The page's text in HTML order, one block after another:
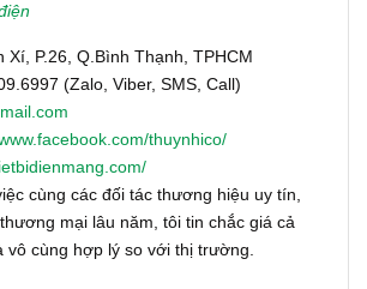
Xí, P.26, Q.Bình Thạnh, TPHCM
(Zalo, Viber, SMS, Call)
thuynhico/
cùng các đối tác thương hiệu uy tín,
mại lâu năm, tôi tin chắc giá cả
vô cùng hợp lý so với thị trường.